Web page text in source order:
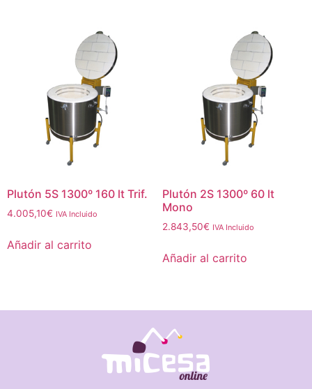
Plutón 5S 1300º 160 lt Trif.
4.005,10€ IVA Incluido
Añadir al carrito
Plutón 2S 1300º 60 lt
Mono
2.843,50€ IVA Incluido
Añadir al carrito